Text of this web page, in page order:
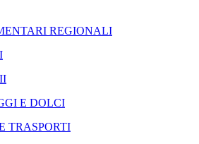
REGIONALI
E DOLCI
TRASPORTI